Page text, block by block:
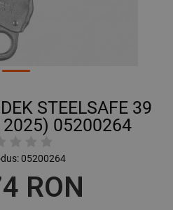
STEELSAFE 39
2025) 05200264
05200264
RON